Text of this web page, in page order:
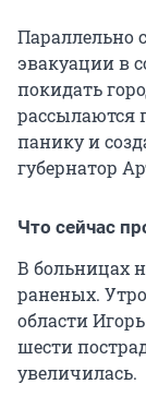
Параллельно
эвакуации в
покидать
рассылаются
панику и
губернатор
Что сейчас
В больницах
раненых.
области
шести
увеличилась.